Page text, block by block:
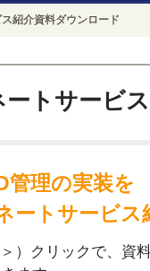
紹介資料ダウンロード
トサービ
管理の実装を
ートサービス
）クリックで、資